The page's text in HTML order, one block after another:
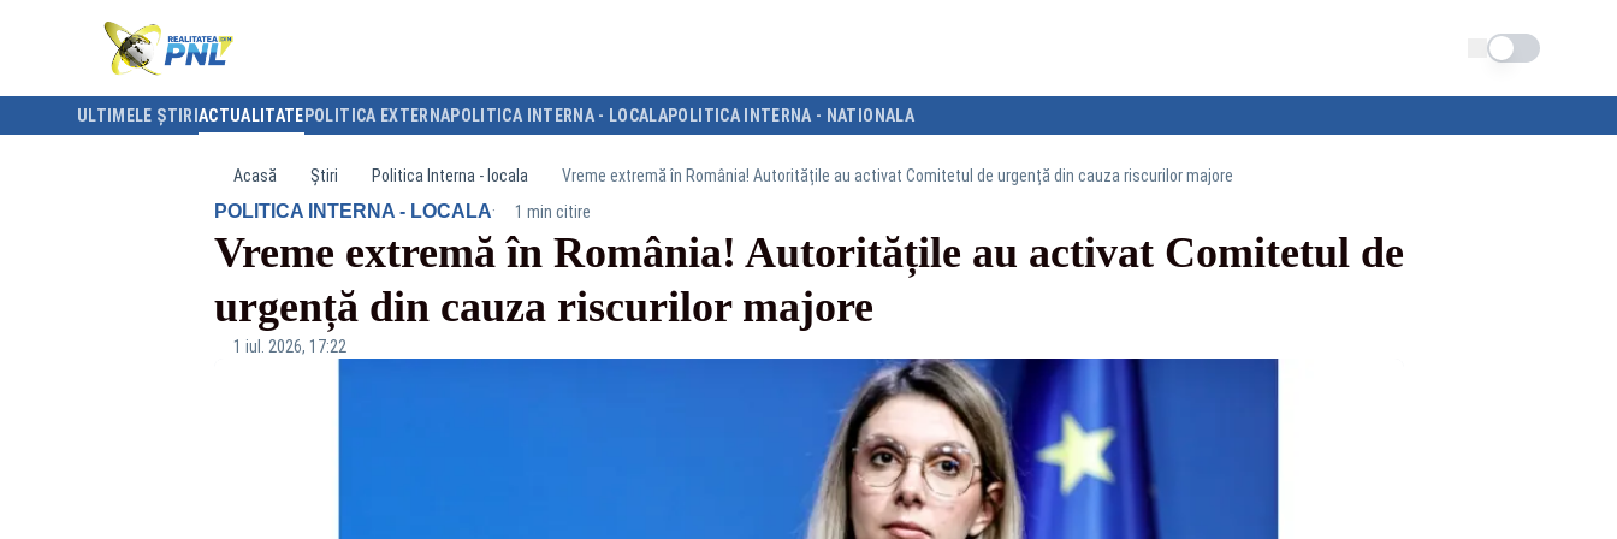
Schimba tema
ULTIMELE ȘTIRI ACTUALITATE POLITICA EXTERNAPOLITICA INTERNA - LOCALAPOLITICA INTERNA - NATIONALA
Acasă Știri Politica Interna - locala Vreme extremă în România! Autoritățile au activat Comitetul de urgență din cauza riscurilor majore
POLITICA INTERNA - LOCALA· 1 min citire
Vreme extremă în România! Autoritățile au activat Comitetul de
urgență din cauza riscurilor majore
1 iul. 2026, 17:22